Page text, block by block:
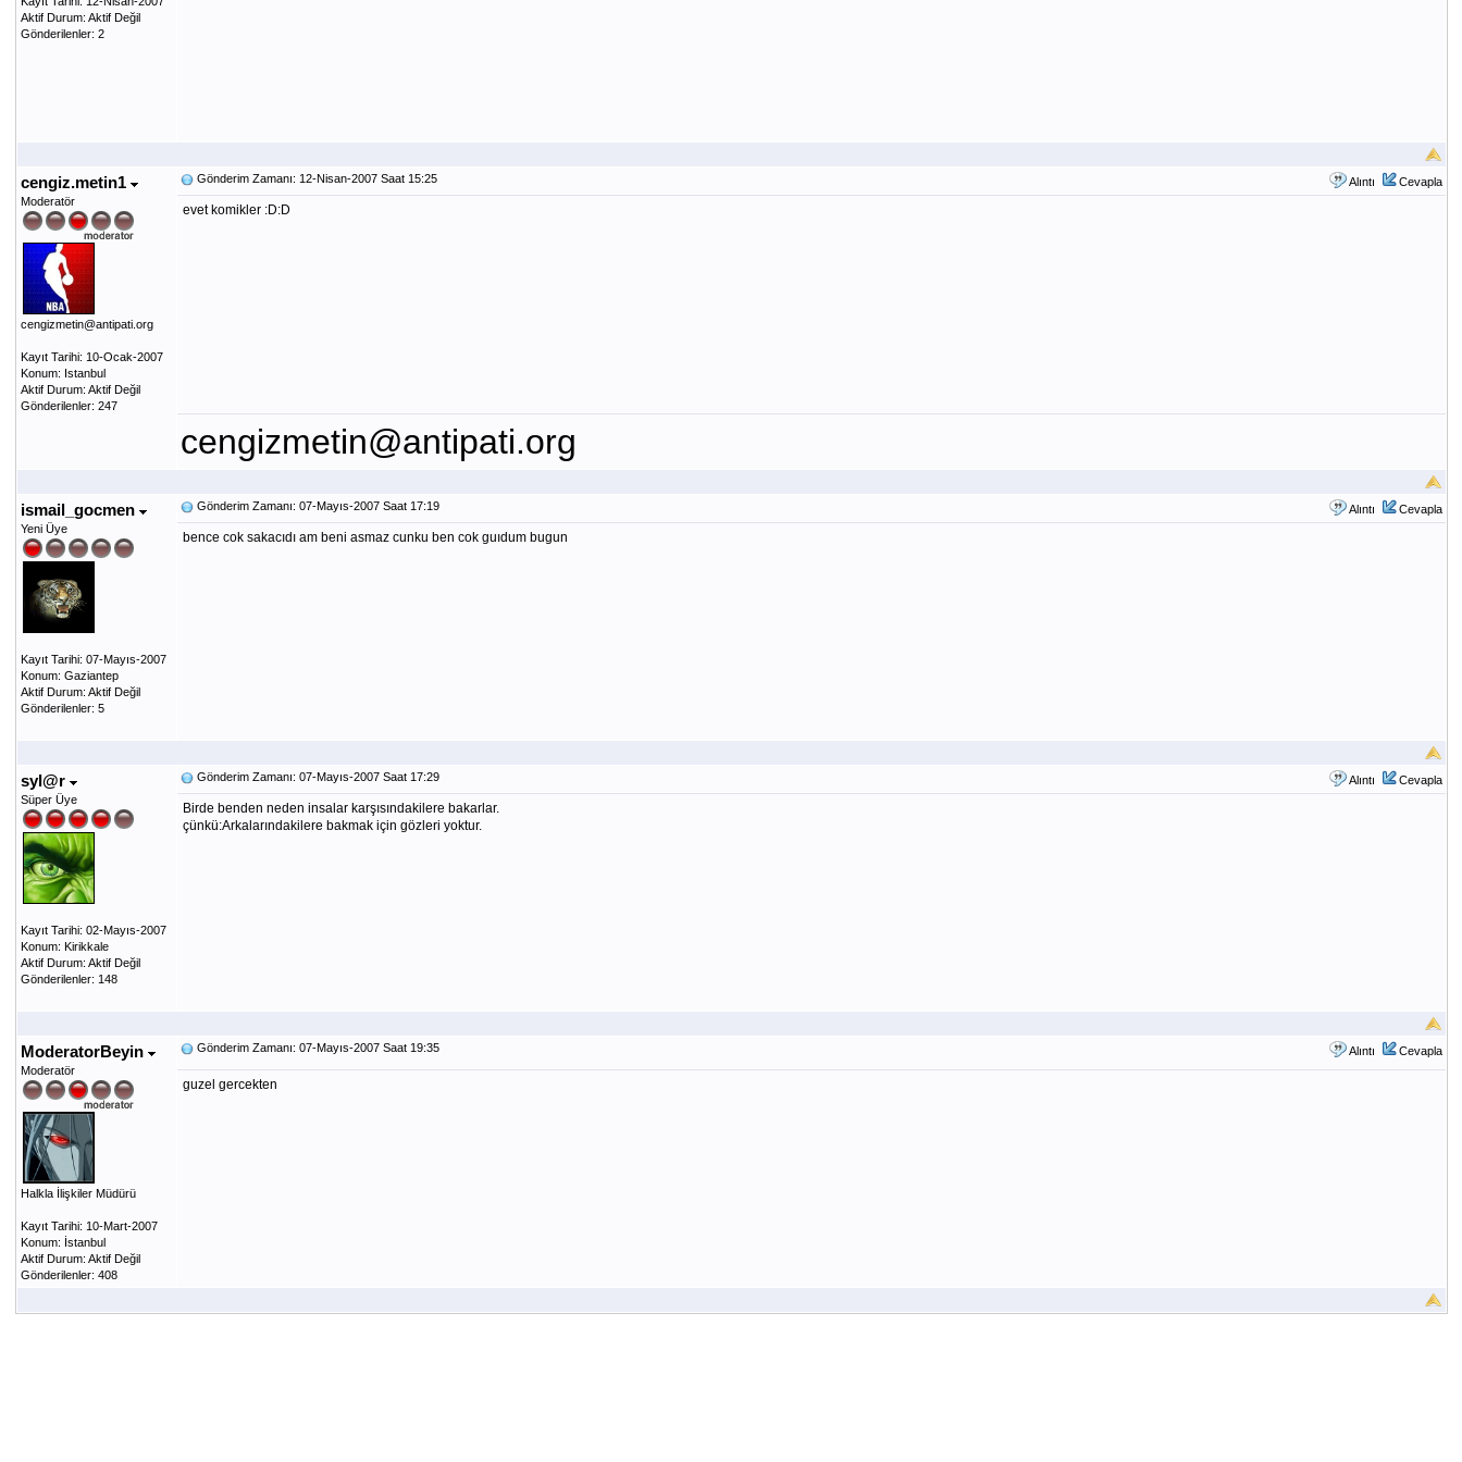
Aktif Durum: Aktif Değil
Gönderilenler: 2
cengiz.metin1
Moderatör
cengizmetin@antipati.org
Kayıt Tarihi: 10-Ocak-2007
Konum: Istanbul
Aktif Durum: Aktif Değil
Gönderilenler: 247
Alıntı Cevapla
Gönderim Zamanı: 12-Nisan-2007 Saat 15:25
evet komikler :D:D
cengizmetin@antipati.org
ismail_gocmen
Yeni Üye
Kayıt Tarihi: 07-Mayıs-2007
Konum: Gaziantep
Aktif Durum: Aktif Değil
Gönderilenler: 5
Alıntı Cevapla
Gönderim Zamanı: 07-Mayıs-2007 Saat 17:19
bence cok sakacıdı am beni asmaz cunku ben cok guıdum bugun
syl@r
Süper Üye
Kayıt Tarihi: 02-Mayıs-2007
Konum: Kirikkale
Aktif Durum: Aktif Değil
Gönderilenler: 148
Alıntı Cevapla
Gönderim Zamanı: 07-Mayıs-2007 Saat 17:29
Birde benden neden insalar karşısındakilere bakarlar.
çünkü:Arkalarındakilere bakmak için gözleri yoktur.
ModeratorBeyin
Moderatör
Halkla İlişkiler Müdürü
Kayıt Tarihi: 10-Mart-2007
Konum: İstanbul
Aktif Durum: Aktif Değil
Gönderilenler: 408
Alıntı Cevapla
Gönderim Zamanı: 07-Mayıs-2007 Saat 19:35
guzel gercekten